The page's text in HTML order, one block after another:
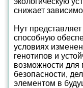
снижает
Нут
способную
условиях
генотипов и
возможности
безопасности,
элементом в